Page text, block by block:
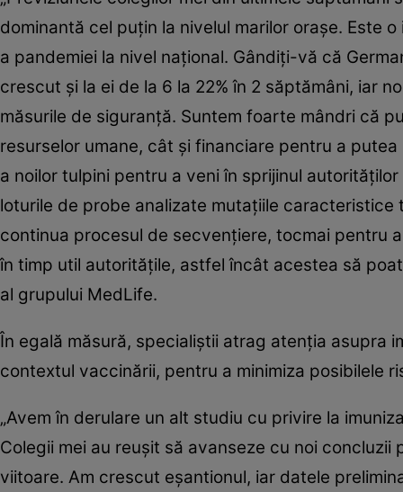
dominantă cel puţin la nivelul marilor oraşe. Este
a pandemiei la nivel naţional. Gândiţi-vă că
crescut şi la ei de la 6 la 22% în 2 săptămâni, iar
măsurile de siguranţă. Suntem foarte mândri că
resurselor umane, cât şi financiare pentru a
a noilor tulpini pentru a veni în sprijinul
loturile de probe analizate mutaţiile caracteristice
continua procesul de secvenţiere, tocmai pentru
în timp util autorităţile, astfel încât acestea să
al grupului MedLife.
În egală măsură, specialiştii atrag atenţia asupra
contextul vaccinării, pentru a minimiza posibilele
„Avem în derulare un alt studiu cu privire la
Colegii mei au reuşit să avanseze cu noi
viitoare. Am crescut eşantionul, iar datele